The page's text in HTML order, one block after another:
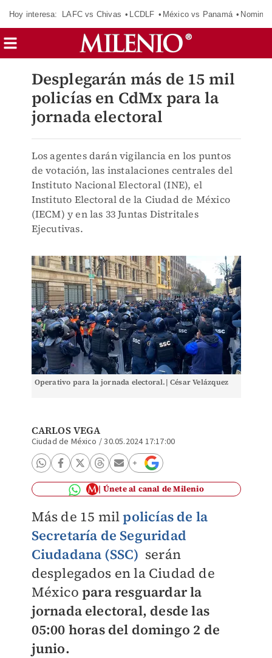
Hoy interesa: LAFC vs Chivas LCDLF México vs Panamá
Desplegarán más de 15 mil
policías en CdMx para la
jornada electoral
Los agentes darán vigilancia en los puntos
de votación, las instalaciones centrales del
Instituto Nacional Electoral (INE), el
Instituto Electoral de la Ciudad de México
(IECM) y en las 33 Juntas Distritales
Ejecutivas.
Operativo para la jornada electoral.| César Velázquez
CARLOS VEGA
Ciudad de México /30.05.2024 17:17:00
Únete al canal de Milenio
Más de 15 milpolicías de la
Secretaría de Seguridad
Ciudadana (SSC) serán
desplegados en la Ciudad de
México para resguardar la
jornada electoral, desde las
05:00 horas del domingo 2 de
junio.